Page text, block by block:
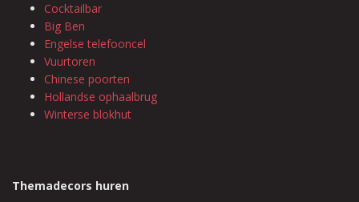
Cocktailbar
Big Ben
Engelse telefooncel
Vuurtoren
Chinese poorten
Hollandse ophaalbrug
Winterse blokhut
Themadecors huren